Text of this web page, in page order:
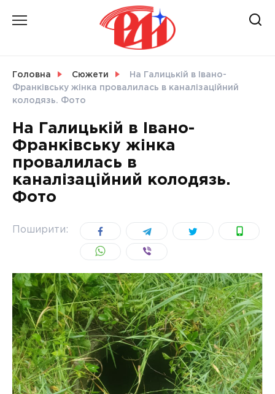
СВІТ
УКРАЇНА
Головна Сюжети
На Галицькій в Івано-
Франківську жінка провалилась в каналізаційний
колодязь. Фото
На Галицькій в Івано-
Франківську жінка
провалилась в
каналізаційний колодязь.
Фото
Поширити: